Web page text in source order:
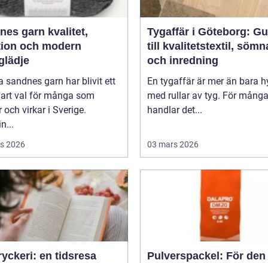
garn kvalitet,
och modern
sandnes garn har blivit ett
val för många som
och virkar i Sverige.
2026
Tygaffär i Göteborg:
till kvalitetstextil,
och inredning
En tygaffär är mer än bara
med rullar av tyg. För många
handlar det...
03 mars 2026
en tidsresa
Pulverspackel: För den